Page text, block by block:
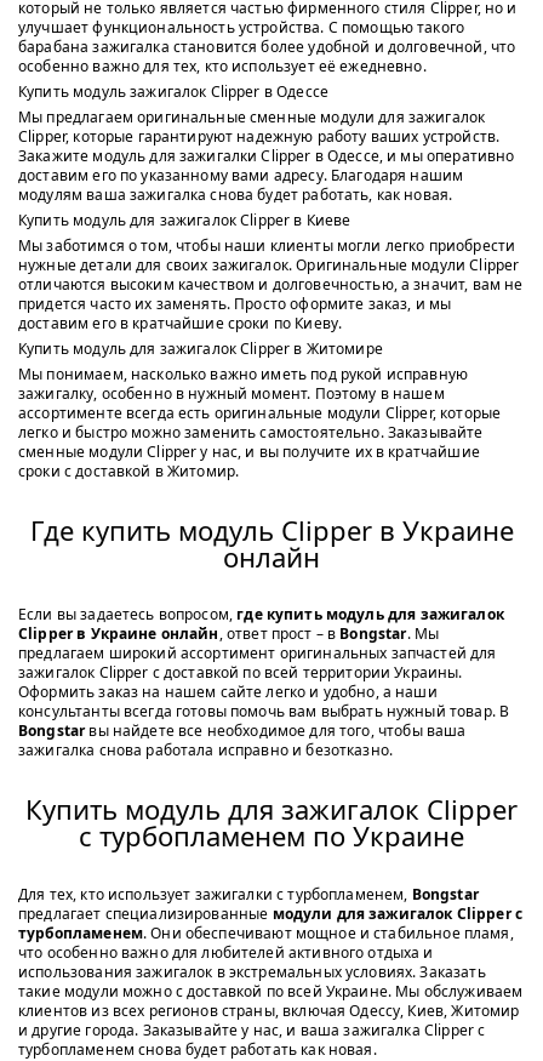
который не только является частью фирменного стиля Clipper, но и
улучшает функциональность устройства. С помощью такого
барабана зажигалка становится более удобной и долговечной, что
особенно важно для тех, кто использует её ежедневно.
Купить модуль зажигалок Clipper в Одессе
Мы предлагаем оригинальные сменные модули для зажигалок
Clipper, которые гарантируют надежную работу ваших устройств.
Закажите модуль для зажигалки Clipper в Одессе, и мы оперативно
доставим его по указанному вами адресу. Благодаря нашим
модулям ваша зажигалка снова будет работать, как новая.
Купить модуль для зажигалок Clipper в Киеве
Мы заботимся о том, чтобы наши клиенты могли легко приобрести
нужные детали для своих зажигалок. Оригинальные модули Clipper
отличаются высоким качеством и долговечностью, а значит, вам не
придется часто их заменять. Просто оформите заказ, и мы
доставим его в кратчайшие сроки по Киеву.
Купить модуль для зажигалок Clipper в Житомире
Мы понимаем, насколько важно иметь под рукой исправную
зажигалку, особенно в нужный момент. Поэтому в нашем
ассортименте всегда есть оригинальные модули Clipper, которые
легко и быстро можно заменить самостоятельно. Заказывайте
сменные модули Clipper у нас, и вы получите их в кратчайшие
сроки с доставкой в Житомир.
Где купить модуль Clipper в Украине
онлайн
Если вы задаетесь вопросом, где купить модуль для зажигалок
Clipper в Украине онлайн, ответ прост – в Bongstar. Мы
предлагаем широкий ассортимент оригинальных запчастей для
зажигалок Clipper с доставкой по всей территории Украины.
Оформить заказ на нашем сайте легко и удобно, а наши
консультанты всегда готовы помочь вам выбрать нужный товар. В
Bongstarвы найдете все необходимое для того, чтобы ваша
зажигалка снова работала исправно и безотказно.
Купить модуль для зажигалок Clipper
с турбопламенем по Украине
Для тех, кто использует зажигалки с турбопламенем, Bongstar
предлагает специализированные модули для зажигалок Clipper с
турбопламенем. Они обеспечивают мощное и стабильное пламя,
что особенно важно для любителей активного отдыха и
использования зажигалок в экстремальных условиях. Заказать
такие модули можно с доставкой по всей Украине. Мы обслуживаем
клиентов из всех регионов страны, включая Одессу, Киев, Житомир
и другие города. Заказывайте у нас, и ваша зажигалка Clipper с
турбопламенем снова будет работать как новая.